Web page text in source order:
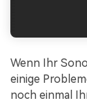
Wenn Ihr
einige
noch einmal